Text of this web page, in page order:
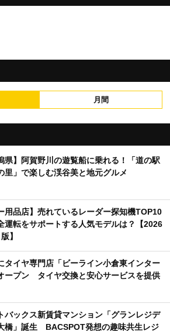
月間
県】阿賀野川の遊覧船に乗れる！「道の駅
里」で楽しむ渓谷美と地元グルメ
用品店】売れているレーダー探知機TOP10
運転をサポートする人気モデルは？【2026
】
タイヤ専門店「ビーライン小倉東インター
ープン タイヤ交換と安心サービスを提供
バックス新賃貸マンション「グランレジデ
橋」誕生 BACSPOT発想の趣味共生レジ